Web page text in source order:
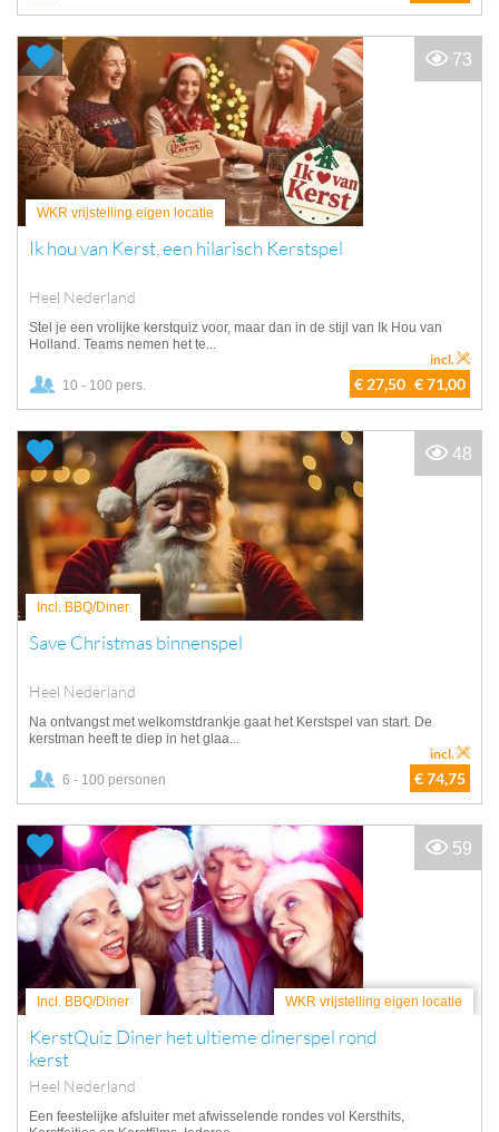
WKR vrijstelling eigen locatie
Ik hou van Kerst, een hilarisch Kerstspel
Heel Nederland
Stel je een vrolijke kerstquiz voor, maar dan in de stijl van Ik Hou van
Holland. Teams nemen het te...
10 - 100 pers. € 27,50 € 71,00
incl.
73
Incl. BBQ/Diner
Save Christmas binnenspel
Heel Nederland
Na ontvangst met welkomstdrankje gaat het Kerstspel van start. De
kerstman heeft te diep in het glaa...
6 - 100 personen € 74,75
incl.
48
Incl. BBQ/Diner WKR vrijstelling eigen locatie
KerstQuiz Diner het ultieme dinerspel rond
kerst
Heel Nederland
Een feestelijke afsluiter met afwisselende rondes vol Kersthits,
59